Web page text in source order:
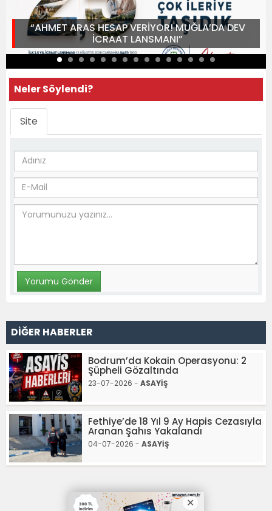
“AHMET ARAS HESAP VERİYOR! MUĞLA’DA DEV
İCRAAT LANSMANI”
Neler Söylendi?
Site
DİĞER HABERLER
Bodrum’da Kokain Operasyonu: 2
Şüpheli Gözaltında
23-07-2026 - ASAYİŞ
Fethiye’de 18 Yıl 9 Ay Hapis Cezasıyla
Aranan Şahıs Yakalandı
04-07-2026 - ASAYİŞ